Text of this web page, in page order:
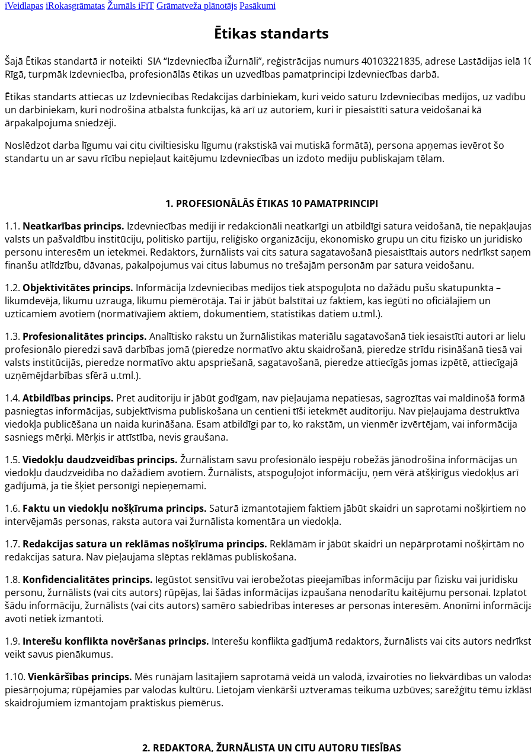
iVeidlapas iRokasgrāmatas Žurnāls iFiT Grāmatveža plānotājs Pasākumi
Ētikas standarts
Šajā Ētikas standartā ir noteikti SIA “Izdevniecība iŽurnāli”, reģistrācijas numurs 40103221835, adrese Lastādijas ielā
Rīgā, turpmāk Izdevniecība, profesionālās ētikas un uzvedības pamatprincipi Izdevniecības darbā.
Ētikas standarts attiecas uz Izdevniecības Redakcijas darbiniekam, kuri veido saturu Izdevniecības medijos, uz vadību
un darbiniekam, kuri nodrošina atbalsta funkcijas, kā arī uz autoriem, kuri ir piesaistīti satura veidošanai kā
ārpakalpojuma sniedzēji.
Noslēdzot darba līgumu vai citu civiltiesisku līgumu (rakstiskā vai mutiskā formātā), persona apņemas ievērot šo
standartu un ar savu rīcību nepieļaut kaitējumu Izdevniecības un izdoto mediju publiskajam tēlam.
1. PROFESIONĀLĀS ĒTIKAS 10 PAMATPRINCIPI
1.1. Neatkarības princips. Izdevniecības mediji ir redakcionāli neatkarīgi un atbildīgi satura veidošanā, tie
valsts un pašvaldību institūciju, politisko partiju, reliģisko organizāciju, ekonomisko grupu un citu fizisko un juridisko
personu interesēm un ietekmei. Redaktors, žurnālists vai cits satura sagatavošanā piesaistītais autors nedrīkst
finanšu atlīdzību, dāvanas, pakalpojumus vai citus labumus no trešajām personām par satura veidošanu.
1.2. Objektivitātes princips. Informācija Izdevniecības medijos tiek atspoguļota no dažādu pušu skatupunkta –
likumdevēja, likumu uzrauga, likumu piemērotāja. Tai ir jābūt balstītai uz faktiem, kas iegūti no oficiālajiem un
uzticamiem avotiem (normatīvajiem aktiem, dokumentiem, statistikas datiem u.tml.).
1.3. Profesionalitātes princips. Analītisko rakstu un žurnālistikas materiālu sagatavošanā tiek iesaistīti autori ar lielu
profesionālo pieredzi savā darbības jomā (pieredze normatīvo aktu skaidrošanā, pieredze strīdu risināšanā tiesā vai
valsts institūcijās, pieredze normatīvo aktu apspriešanā, sagatavošanā, pieredze attiecīgās jomas izpētē, attiecīgajā
uzņēmējdarbības sfērā u.tml.).
1.4. Atbildības princips. Pret auditoriju ir jābūt godīgam, nav pieļaujama nepatiesas, sagrozītas vai maldinošā formā
pasniegtas informācijas, subjektīvisma publiskošana un centieni tīši ietekmēt auditoriju. Nav pieļaujama destruktīva
viedokļa publicēšana un naida kurināšana. Esam atbildīgi par to, ko rakstām, un vienmēr izvērtējam, vai informācija
sasniegs mērķi. Mērķis ir attīstība, nevis graušana.
1.5. Viedokļu daudzveidības princips. Žurnālistam savu profesionālo iespēju robežās jānodrošina informācijas un
viedokļu daudzveidība no dažādiem avotiem. Žurnālists, atspoguļojot informāciju, ņem vērā atšķirīgus viedokļus arī
gadījumā, ja tie šķiet personīgi nepieņemami.
1.6. Faktu un viedokļu nošķīruma princips. Saturā izmantotajiem faktiem jābūt skaidri un saprotami nošķirtiem no
intervējamās personas, raksta autora vai žurnālista komentāra un viedokļa.
1.7. Redakcijas satura un reklāmas nošķīruma princips. Reklāmām ir jābūt skaidri un nepārprotami nošķirtām no
redakcijas satura. Nav pieļaujama slēptas reklāmas publiskošana.
1.8. Konfidencialitātes princips. Iegūstot sensitīvu vai ierobežotas pieejamības informāciju par fizisku vai juridisku
personu, žurnālists (vai cits autors) rūpējas, lai šādas informācijas izpaušana nenodarītu kaitējumu personai. Izplatot
šādu informāciju, žurnālists (vai cits autors) samēro sabiedrības intereses ar personas interesēm. Anonīmi
avoti netiek izmantoti.
1.9. Interešu konflikta novēršanas princips. Interešu konflikta gadījumā redaktors, žurnālists vai cits autors nedrīkst
veikt savus pienākumus.
1.10. Vienkāršības princips. Mēs runājam lasītajiem saprotamā veidā un valodā, izvairoties no liekvārdības un
piesārņojuma; rūpējamies par valodas kultūru. Lietojam vienkārši uztveramas teikuma uzbūves; sarežģītu tēmu
skaidrojumiem izmantojam praktiskus piemērus.
2. REDAKTORA, ŽURNĀLISTA UN CITU AUTORU TIESĪBAS